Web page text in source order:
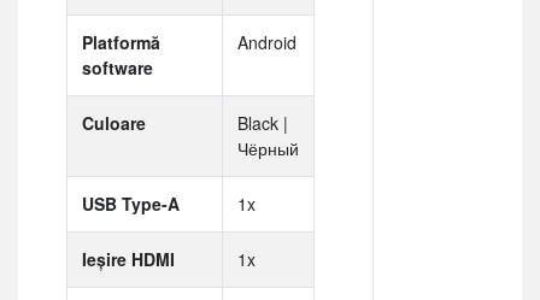
Platformă
software
Android
Culoare
Black |
Чёрный
USB Type-A 1x
Ieșire HDMI 1x